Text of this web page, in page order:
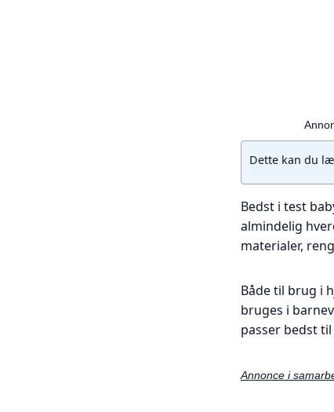
Dette kan du
Bedst i test
almindelig
materialer,
Både til brug i
bruges i
passer bedst
Annonce i